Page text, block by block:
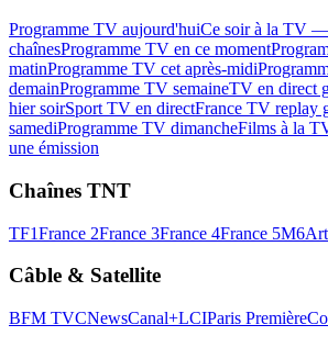
Programme TV aujourd'huiCe soir à la TV
chaînesProgramme TV en ce moment
matinProgramme TV cet après-midi
demainProgramme TV semaineTV en direct
hier soirSport TV en directFrance TV replay
samediProgramme TV dimancheFilms à la
une émission
Chaînes TNT
TF1France 2France 3France 4France 5M6
Câble & Satellite
BFM TVCNewsCanal+LCIParis Première